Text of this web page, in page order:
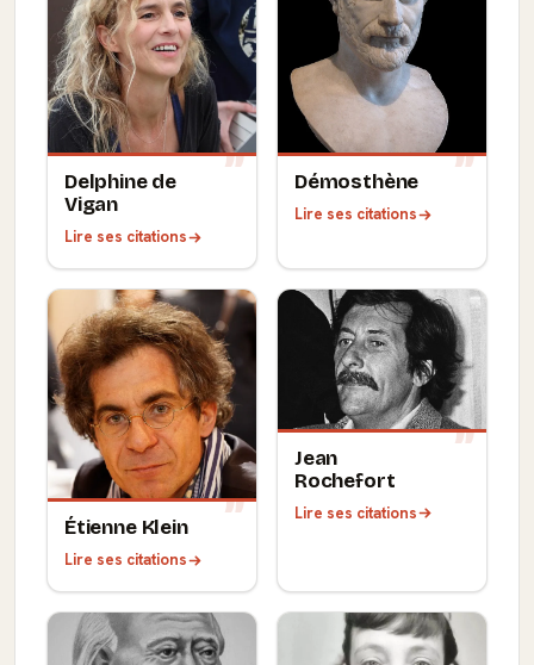
Delphine de
Vigan
Lire ses citations
Démosthène
Lire ses citations
Étienne Klein
Lire ses citations
Jean
Rochefort
Lire ses citations